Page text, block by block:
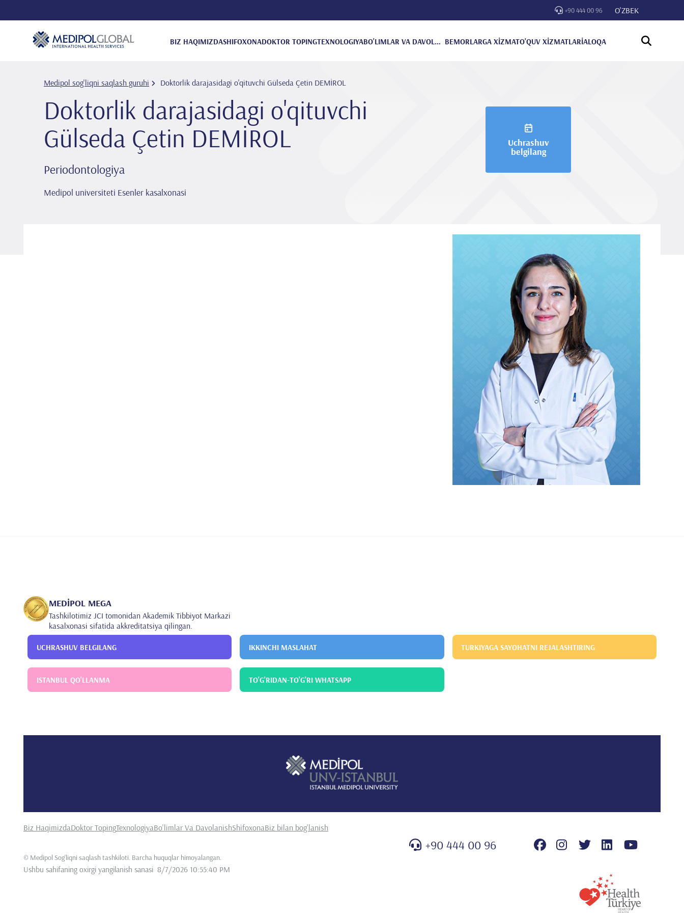
+90 444 00 96 O'ZBEK
BIZ HAQIMIZDASHIFOXONADOKTOR TOPINGTEXNOLOGIYA BO'LIMLAR VA DAVOLANISH BEMORLARGA XİZMATO'QUV XİZMATLARİALOQA
Medipol sog'liqni saqlash guruhi Doktorlik darajasidagi o'qituvchi Gülseda Çeti̇n DEMİROL
Doktorlik darajasidagi o'qituvchi
Gülseda Çeti̇n DEMİROL
Periodontologiya
Medipol universiteti Esenler kasalxonasi
Uchrashuv
belgilang
MEDİPOL MEGA
Tashkilotimiz JCI tomonidan Akademik Tibbiyot Markazi
kasalxonasi sifatida akkreditatsiya qilingan.
UCHRASHUV BELGILANG IKKINCHI MASLAHAT TURKIYAGA SAYOHATNI REJALASHTIRING
ISTANBUL QO'LLANMA TO'G'RIDAN-TO'G'RI WHATSAPP
Biz HaqimizdaDoktor TopingTexnologiyaBo'limlar Va DavolanishShifoxonaBiz bilan bog'lanish
© Medipol Sog'liqni saqlash tashkiloti. Barcha huquqlar himoyalangan.
Ushbu sahifaning oxirgi yangilanish sanasi 8/7/2026 10:55:40 PM
+90 444 00 96